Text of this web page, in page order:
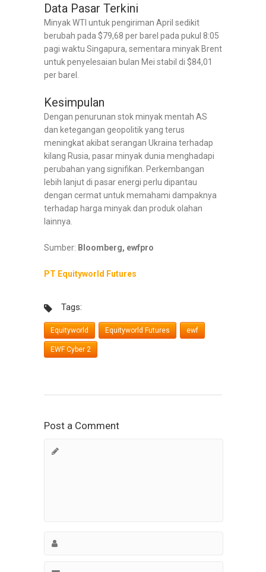
Data Pasar Terkini
Minyak WTI untuk pengiriman April sedikit
berubah pada $79,68 per barel pada pukul 8:05
pagi waktu Singapura, sementara minyak Brent
untuk penyelesaian bulan Mei stabil di $84,01
per barel.
Kesimpulan
Dengan penurunan stok minyak mentah AS
dan ketegangan geopolitik yang terus
meningkat akibat serangan Ukraina terhadap
kilang Rusia, pasar minyak dunia menghadapi
perubahan yang signifikan. Perkembangan
lebih lanjut di pasar energi perlu dipantau
dengan cermat untuk memahami dampaknya
terhadap harga minyak dan produk olahan
lainnya.
Sumber: Bloomberg, ewfpro
PT Equityworld Futures
Tags:
Equityworld Equityworld Futures ewf
EWF Cyber 2
Post a Comment